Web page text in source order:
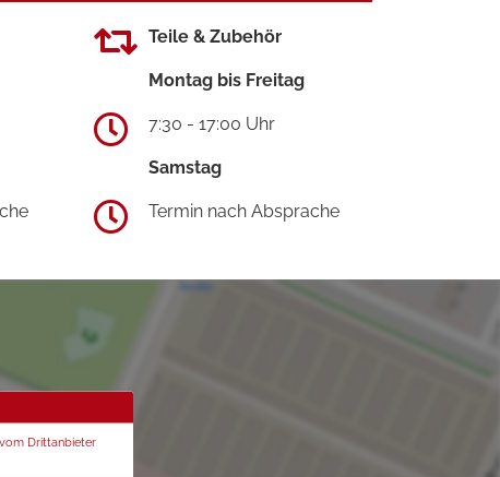
Teile & Zubehör
Montag bis Freitag
7:30 - 17:00 Uhr
Samstag
Termin nach Absprache
Drittanbieter